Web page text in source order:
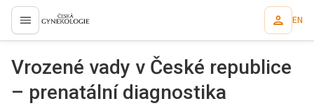
proLékaře.cz EN
Vrozené vady v České republice
– prenatální diagnostika